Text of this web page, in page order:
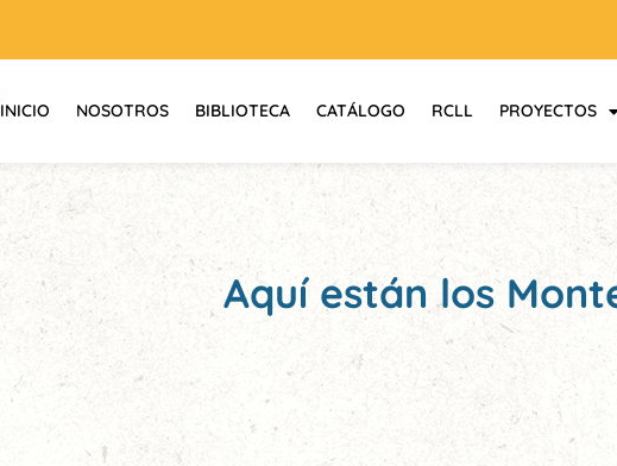
INICIO NOSOTROS BIBLIOTECA CATÁLOGO RCLL PROYECTOS
Aquí están los